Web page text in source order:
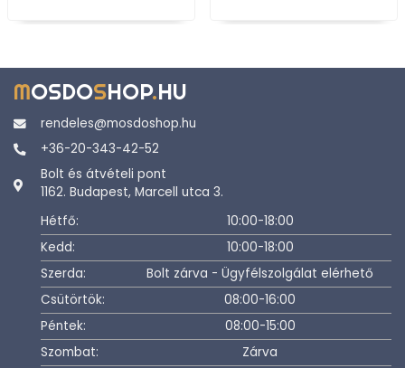
MOSDOSHOP.HU
rendeles@mosdoshop.hu
+36-20-343-42-52
Bolt és átvételi pont
1162. Budapest, Marcell utca 3.
Hétfő:
10:00-18:00
Kedd:
10:00-18:00
Szerda:
Bolt zárva - Ügyfélszolgálat elérhető
Csütörtök:
08:00-16:00
Péntek:
08:00-15:00
Szombat:
Zárva